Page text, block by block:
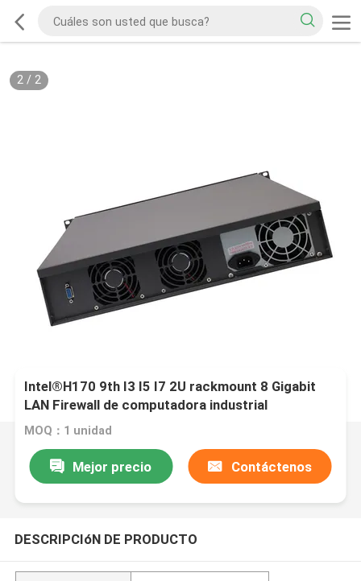
2/ 2
Intel®H170 9th I3 I5 I7 2U rackmount 8 Gigabit
LAN Firewall de computadora industrial
Dispositivo de PC
MOQ：1 unidad
Mejor precio Contáctenos
DESCRIPCIóN DE PRODUCTO